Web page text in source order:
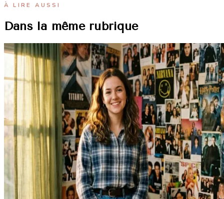
À LIRE AUSSI
Dans la même rubrique